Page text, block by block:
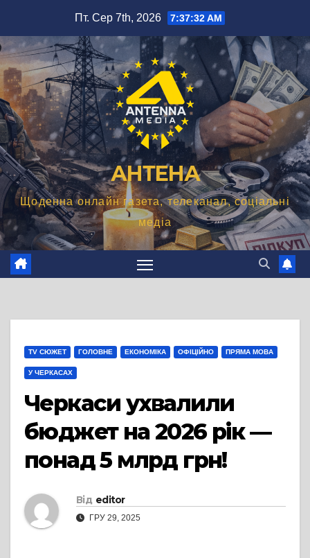
вмісту
Пт. Сер 7th, 2026 7:37:33 AM
АНТЕНА
Щоденна онлайн газета, телеканал, соціальні
медіа
TV СЮЖЕТ ГОЛОВНЕ ЕКОНОМІКА ОФІЦІЙНО ПРЯМА МОВА
У ЧЕРКАСАХ
Черкаси ухвалили
бюджет на 2026 рік —
понад 5 млрд грн!
Від editor
ГРУ 29, 2025